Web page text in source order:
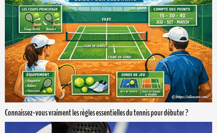
Connaissez-vous vraiment les règles essentielles du tennis pour débuter ?